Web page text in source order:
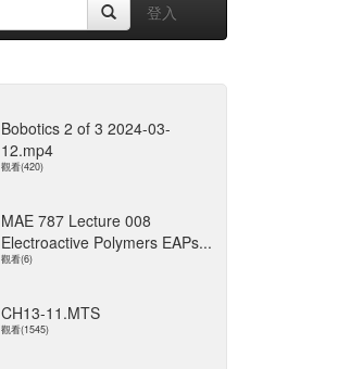
登入
Bobotics 2 of 3 2024-03-
12.mp4
觀看(420)
MAE 787 Lecture 008
Electroactive Polymers EAPs...
觀看(6)
CH13-11.MTS
觀看(1545)